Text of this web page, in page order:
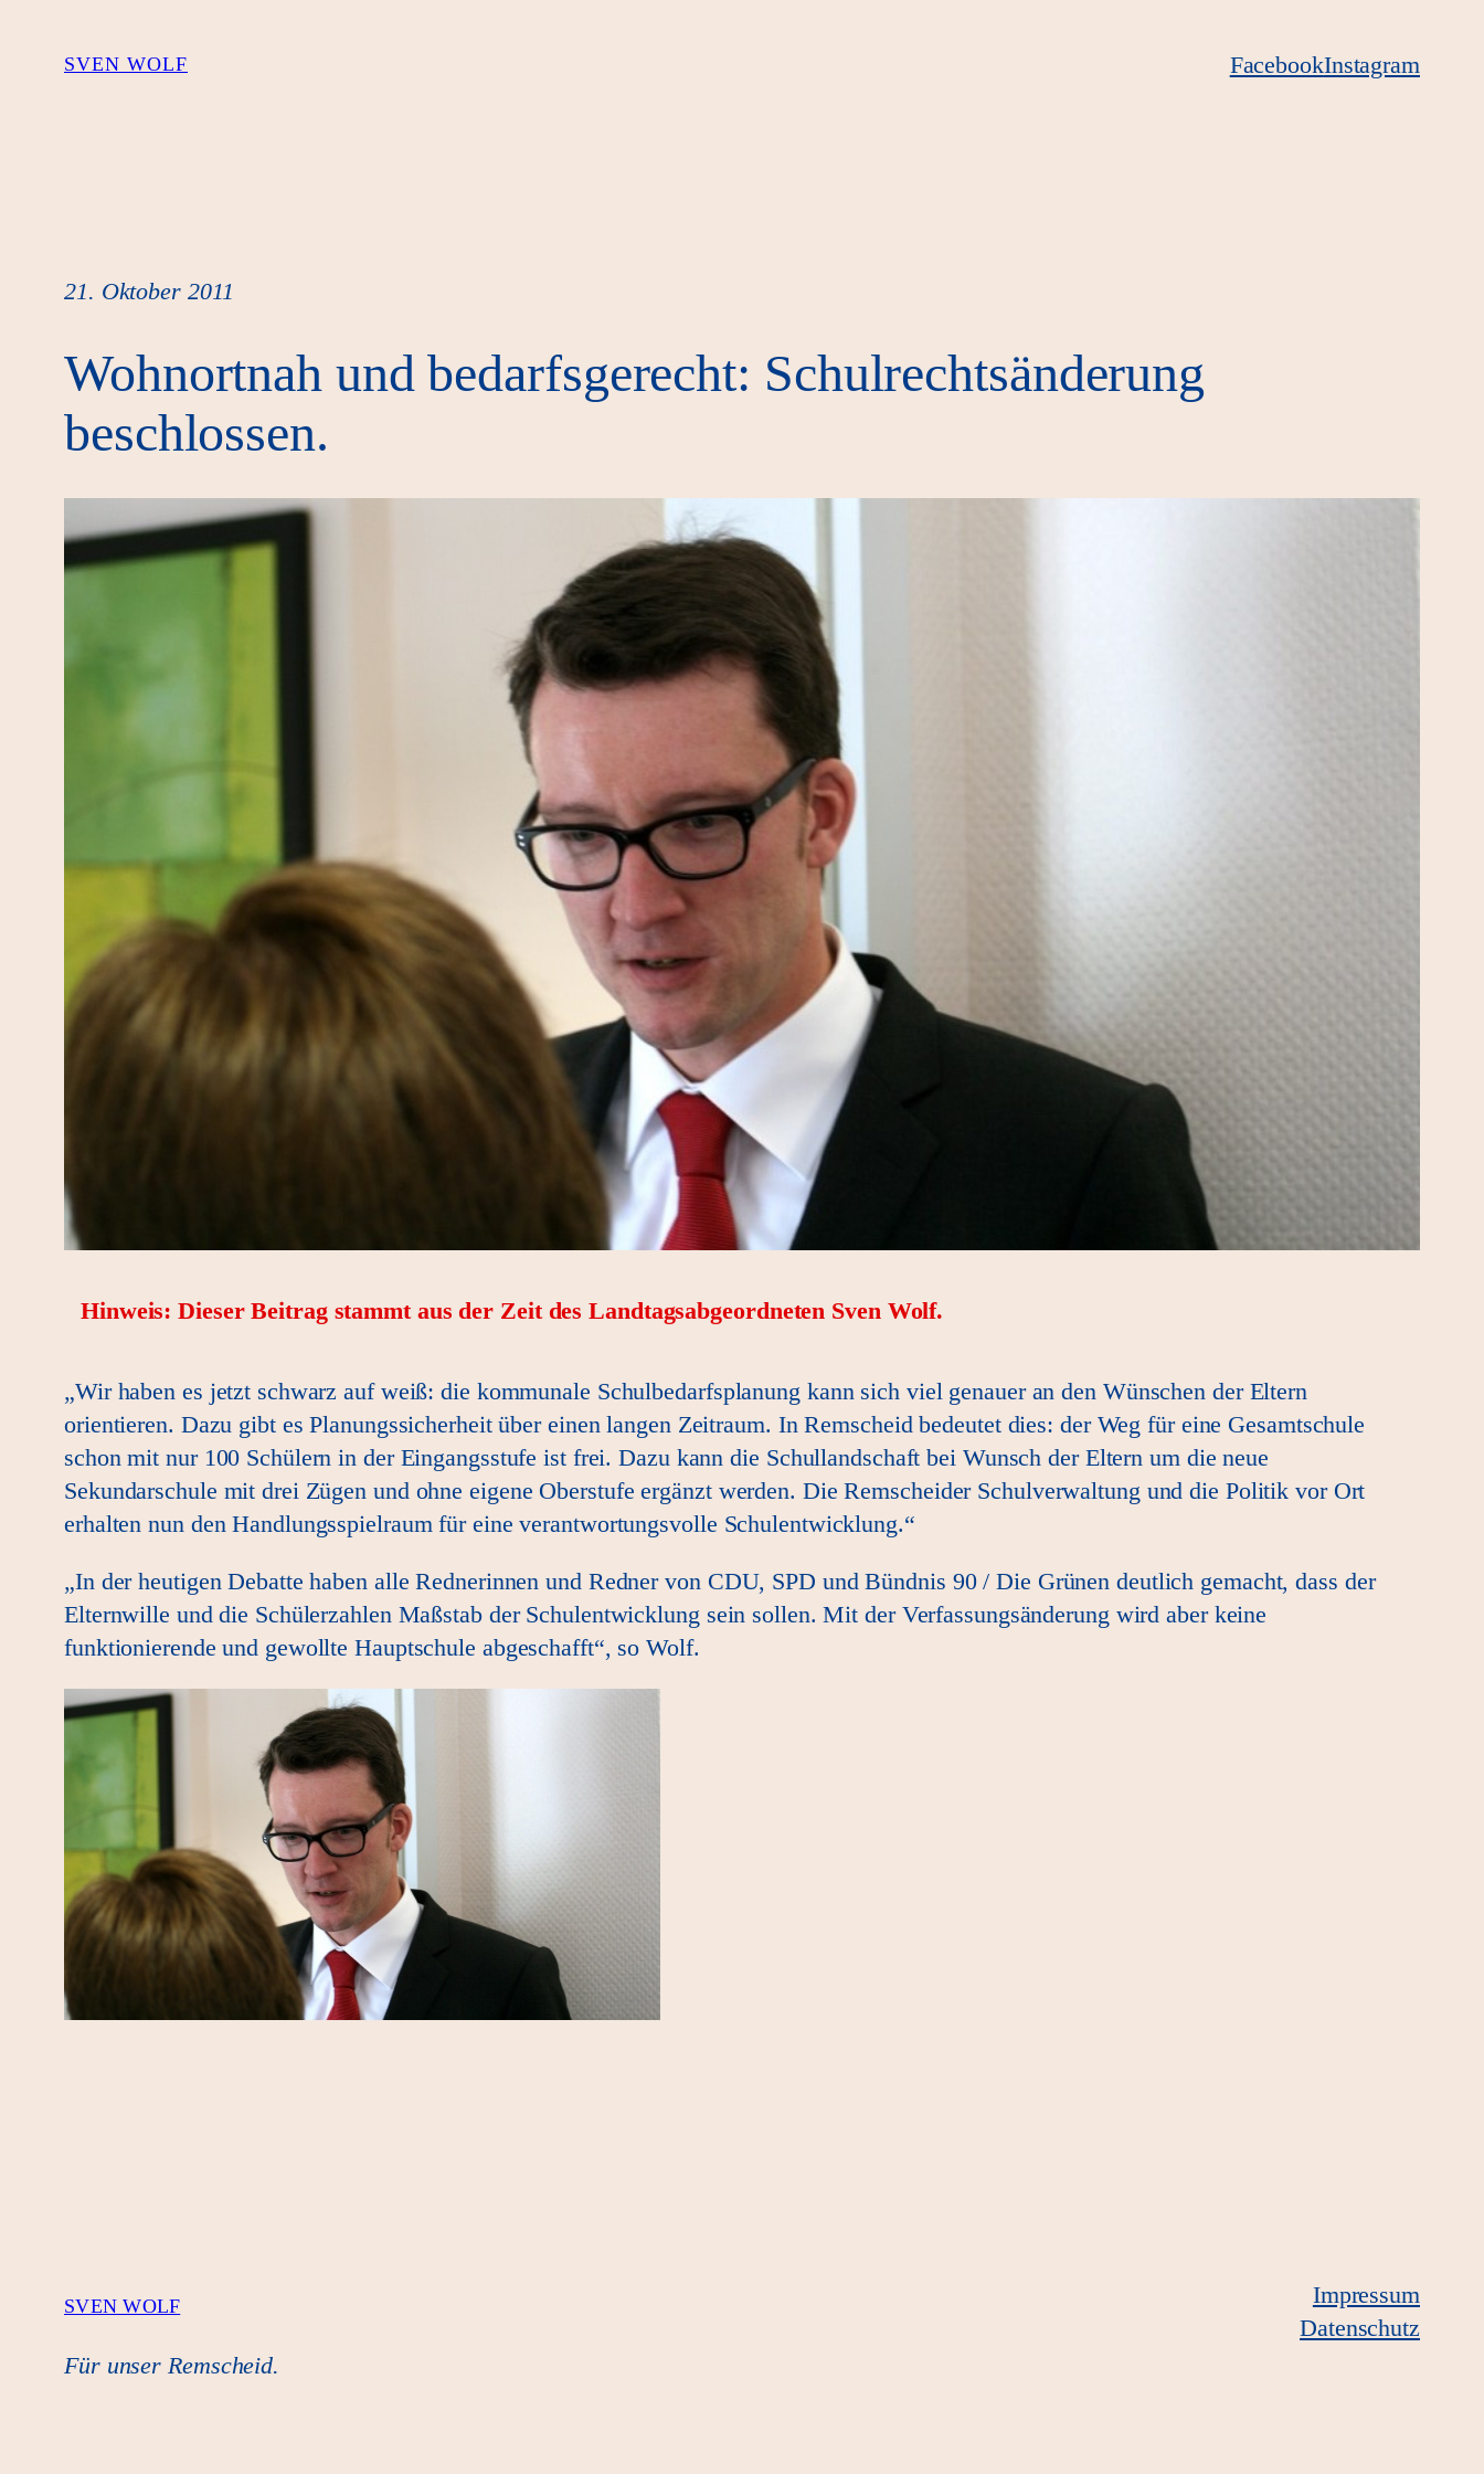
SVEN WOLF FacebookInstagram
21. Oktober 2011
Wohnortnah und bedarfsgerecht: Schulrechtsänderung
beschlossen.
Hinweis: Dieser Beitrag stammt aus der Zeit des Landtagsabgeordneten Sven Wolf.
„Wir haben es jetzt schwarz auf weiß: die kommunale Schulbedarfsplanung kann sich viel genauer an den Wünschen der Eltern
orientieren. Dazu gibt es Planungssicherheit über einen langen Zeitraum. In Remscheid bedeutet dies: der Weg für eine Gesamtschule
schon mit nur 100 Schülern in der Eingangsstufe ist frei. Dazu kann die Schullandschaft bei Wunsch der Eltern um die neue
Sekundarschule mit drei Zügen und ohne eigene Oberstufe ergänzt werden. Die Remscheider Schulverwaltung und die Politik vor Ort
erhalten nun den Handlungsspielraum für eine verantwortungsvolle Schulentwicklung.“
„In der heutigen Debatte haben alle Rednerinnen und Redner von CDU, SPD und Bündnis 90 / Die Grünen deutlich gemacht, dass der
Elternwille und die Schülerzahlen Maßstab der Schulentwicklung sein sollen. Mit der Verfassungsänderung wird aber keine
funktionierende und gewollte Hauptschule abgeschafft“, so Wolf.
SVEN WOLF
Für unser Remscheid.
Impressum
Datenschutz